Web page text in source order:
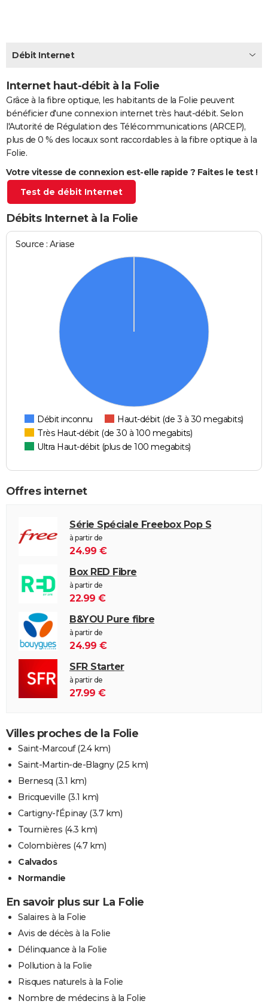
CARTE DE VOEUX
Carte de Noël
Carte Bonne année
Carte Saint-Valentin
Carte Pâques
Carte d'anniversaire
DICTIONNAIRE
PROGRAMME TV
S'inscrire
Se connecter
Lycées
Collèges
Primaires
Universités
Entreprises
Service militaire
Avis de recherche
Bricolage
Lifestyle
Culture
Sport
Auto
Television
Voyage
Cinema
Débit Internet
Internet haut-débit à la Folie
Grâce à la fibre optique, les habitants de la Folie peuvent
bénéficier d'une connexion internet très haut-débit. Selon
l'Autorité de Régulation des Télécommunications (ARCEP),
plus de 0 % des locaux sont raccordables à la fibre optique à la
Folie.
Votre vitesse de connexion est-elle rapide ? Faites le test !
Test de débit Internet
Débits Internet à la Folie
Source : Ariase
Débit inconnu
Haut-débit (de 3 à 30 megabits)
Très Haut-débit (de 30 à 100 megabits)
Ultra Haut-débit (plus de 100 megabits)
Offres internet
Série Spéciale Freebox Pop S
à partir de
24.99 €
Box RED Fibre
à partir de
22.99 €
B&YOU Pure fibre
à partir de
24.99 €
SFR Starter
à partir de
27.99 €
Villes proches de la Folie
Saint-Marcouf(2.4 km)
Saint-Martin-de-Blagny(2.5 km)
Bernesq (3.1 km)
Bricqueville (3.1 km)
Cartigny-l'Épinay(3.7 km)
Tournières (4.3 km)
Colombières (4.7 km)
Calvados
Normandie
En savoir plus sur La Folie
Salaires à la Folie
Avis de décès à la Folie
Délinquance à la Folie
Pollution à la Folie
Risques naturels à la Folie
Nombre de médecins à la Folie